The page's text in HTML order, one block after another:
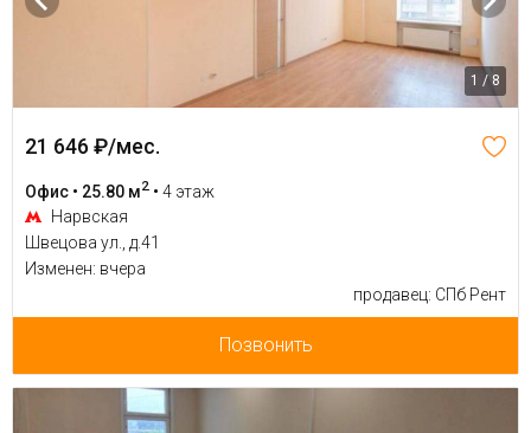
1 / 8
21 646 ₽/мес.
Офис • 25.80 м2 • 4 этаж
Нарвская
Швецова ул., д.41
Изменен: вчера
продавец: СПб Рент
Позвонить